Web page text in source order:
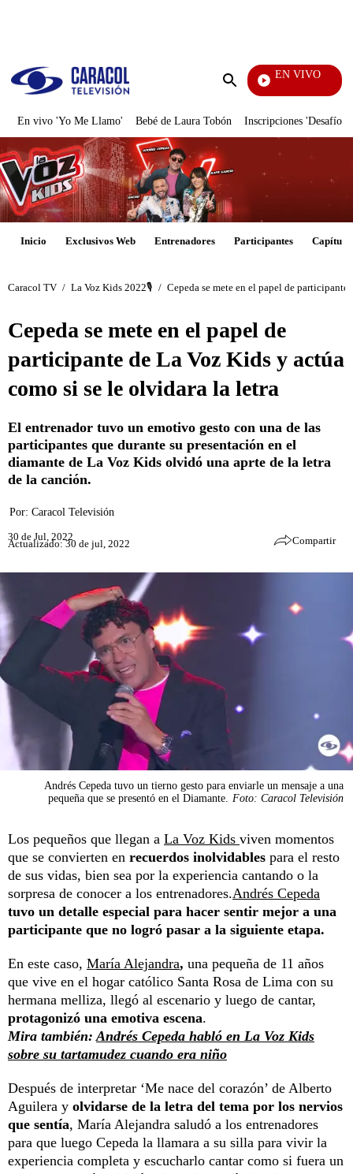
Enviar
EN VIVO
Día A Día
En vivo 'Yo Me Llamo' Bebé de Laura Tobón Inscripciones 'Desafío'
Inicio Exclusivos Web Entrenadores Participantes
Caracol TV / La Voz Kids 2022🎙️ / Cepeda se mete en el papel de
Cepeda se mete en el papel de
participante de La Voz Kids y actúa
como si se le olvidara la letra
El entrenador tuvo un emotivo gesto con una de las
participantes que durante su presentación en el
diamante de La Voz Kids olvidó una aprte de la letra
de la canción.
Por: Caracol Televisión
30 de Jul, 2022
Actualizado: 30 de jul, 2022 Compartir
Andrés Cepeda tuvo un tierno gesto para enviarle un mensaje a una
pequeña que se presentó en el Diamante. Foto: Caracol Televisión
Los pequeños que llegan a La Voz Kids viven momentos
que se convierten en recuerdos inolvidables para el resto
de sus vidas, bien sea por la experiencia cantando o la
sorpresa de conocer a los entrenadores.Andrés Cepeda
tuvo un detalle especial para hacer sentir mejor a una
participante que no logró pasar a la siguiente etapa.
En este caso, María Alejandra, una pequeña de 11 años
que vive en el hogar católico Santa Rosa de Lima con su
hermana melliza, llegó al escenario y luego de cantar,
protagonizó una emotiva escena.
Mira también:Andrés Cepeda habló en La Voz Kids
sobre su tartamudez cuando era niño
Después de interpretar ‘Me nace del corazón’ de Alberto
Aguilera y olvidarse de la letra del tema por los nervios
que sentía, María Alejandra saludó a los entrenadores
para que luego Cepeda la llamara a su silla para vivir la
experiencia completa y escucharlo cantar como si fuera un